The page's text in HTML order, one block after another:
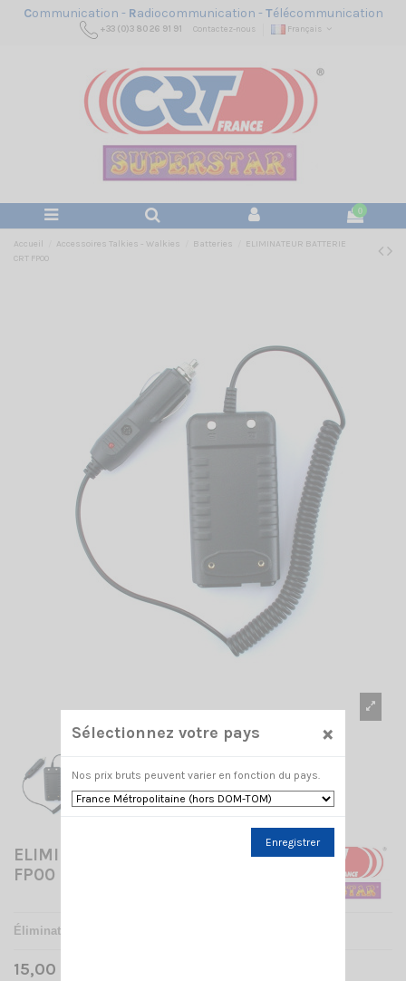
Communication - Radiocommunication -Télécommunication
+33 (0)3 80 26 91 91 Contactez-nous Français
0
Accueil Accessoires Talkies - Walkies Batteries
ELIMINATEUR BATTERIE
CRT FP00
ELIMINATEUR BATTERIE CRT
FP00
Éliminateur de batterie pour
15,00 € TTC
Sélectionnez votre pays ×
Nos prix bruts peuvent varier en fonction du pays.
Enregistrer